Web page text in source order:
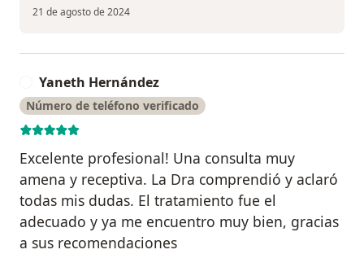
21 de agosto de 2024
Yaneth Hernández
Número de teléfono verificado
Excelente profesional! Una consulta muy
amena y receptiva. La Dra comprendió y aclaró
todas mis dudas. El tratamiento fue el
adecuado y ya me encuentro muy bien, gracias
a sus recomendaciones